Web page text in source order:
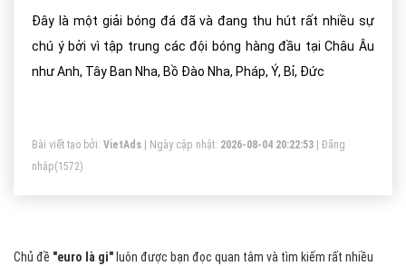
Đây là một giải bóng đá đã và đang thu hút rất nhiều sự
chú ý bởi vì tập trung các đội bóng hàng đầu tại Châu Âu
như Anh, Tây Ban Nha, Bồ Đào Nha, Pháp, Ý, Bỉ, Đức
Bài viết tạo bởi: VietAds | Ngày cập nhật: 2026-08-04 20:22:53
Đăng
nhập(1572)
Chủ đề "euro là gi" luôn được bạn đọc quan tâm và tìm kiếm rất nhiều